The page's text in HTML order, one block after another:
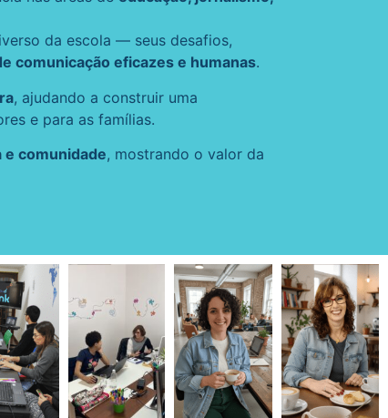
da escola — seus desafios,
comunicação eficazes e humanas.
, ajudando a construir uma
e para as famílias.
comunidade, mostrando o valor da